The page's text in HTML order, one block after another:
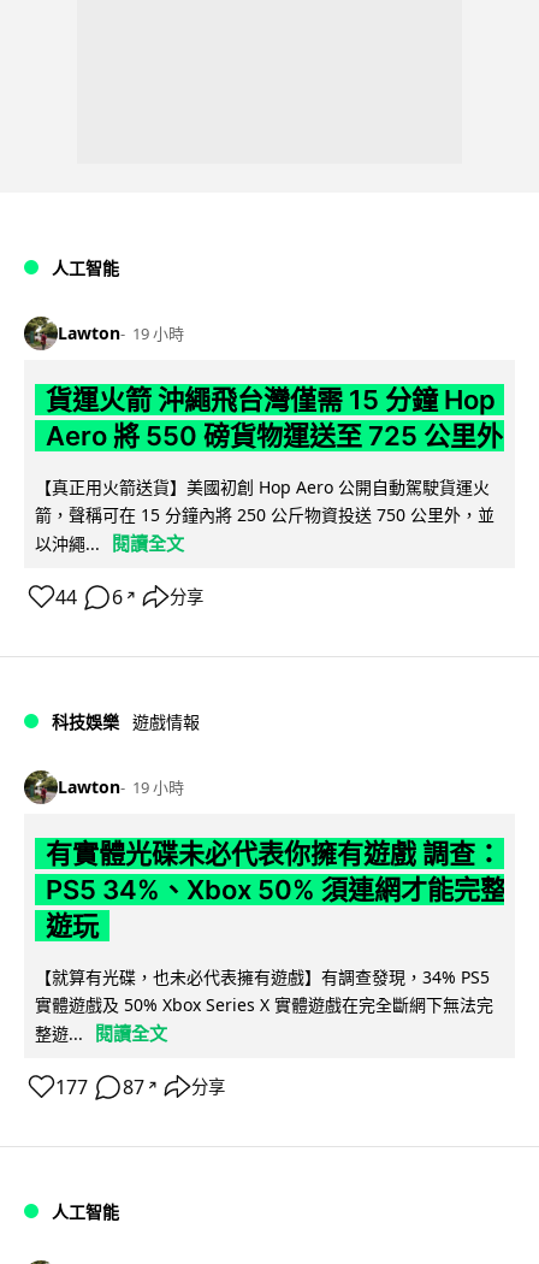
人工智能
Lawton 19 小時
貨運火箭 沖繩飛台灣僅需 15 分鐘 Hop
Aero 將 550 磅貨物運送至 725 公里外
【真正用火箭送貨】美國初創 Hop Aero 公開自動駕駛貨運火
箭，聲稱可在 15 分鐘內將 250 公斤物資投送 750 公里外，並
以沖繩...
閱讀全文
44 6 ↗ 分享
科技娛樂 遊戲情報
Lawton 19 小時
有實體光碟未必代表你擁有遊戲 調查：
PS5 34%、Xbox 50% 須連網才能完整
遊玩
【就算有光碟，也未必代表擁有遊戲】有調查發現，34% PS5
實體遊戲及 50% Xbox Series X 實體遊戲在完全斷網下無法完
整遊...
閱讀全文
177 87 ↗ 分享
人工智能